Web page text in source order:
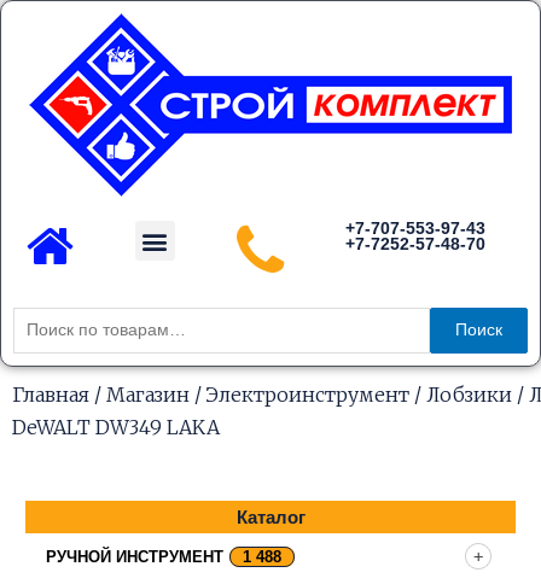
Перейти
содержимому
Menu
+7-707-553-97-43
+7-7252-57-48-70
Искать:
Поиск
Главная / Магазин / Электроинструмент / Лобзики /
DeWALT DW349 LAKA
Каталог
РУЧНОЙ ИНСТРУМЕНТ 1 488